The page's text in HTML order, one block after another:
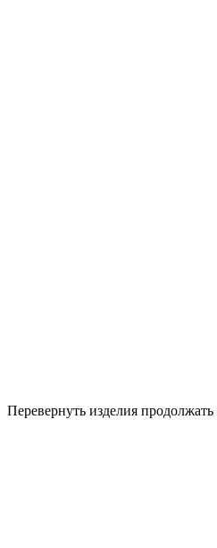
Перевернуть изделия